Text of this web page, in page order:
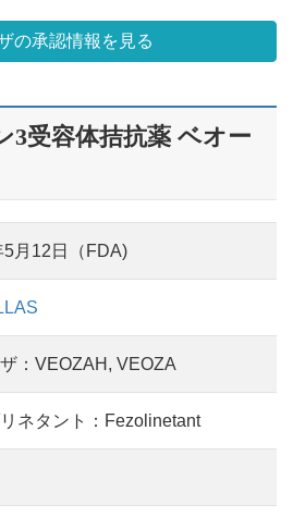
の承認情報を見る
3受容体拮抗薬 ベオー
5月12日（FDA)
：VEOZAH, VEOZA
ネタント：Fezolinetant